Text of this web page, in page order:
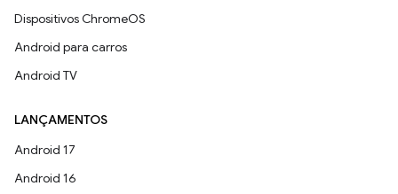
Dispositivos ChromeOS
Android para carros
Android TV
LANÇAMENTOS
Android 17
Android 16